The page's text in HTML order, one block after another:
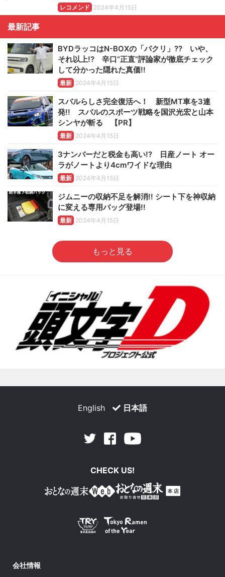
レコメンド 2024年4月15日
最新記事
BYDラッコはN-BOXの「パクリ」?? いや、
それ以上!? 辛口”正直”評論家が徹底チェック
して分かった隠れた真価!!
最新 2024年4月15日
スバルらしさ完全復活へ！ 新型MT車を3連
発!! スバルのスポーツ戦略を国沢光宏と山本
シンヤが斬る 【PR】
最新 2024年4月15日
3ナンバーだと税金も高い!? 日産ノート オー
ラがノートより4cmワイドな理由
最新 2024年4月15日
ジムニーの収納不足を解消!! シート下を神収納
に変える専用バッグ登場!!
最新 2024年4月15日
もっと見る
English 日本語
Twitter Facebook
CHECK US!
会社情報